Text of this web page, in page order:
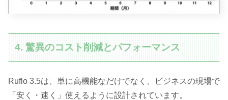
4. 驚異のコスト削減とパフォーマンス
Ruflo 3.5は、単に高機能なだけでなく、ビジネスの現場で
「安く・速く」使えるように設計されています。